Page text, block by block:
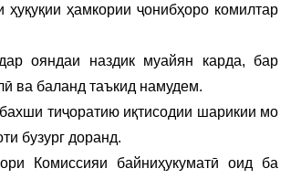
ҳамкории ҷонибҳоро комилтар
ояндаи наздик муайян карда, бар
ва баланд таъкид намудем.
тиҷоратию иқтисодии шарикии мо
бузург доранд.
Комиссияи байниҳукуматӣ оид ба